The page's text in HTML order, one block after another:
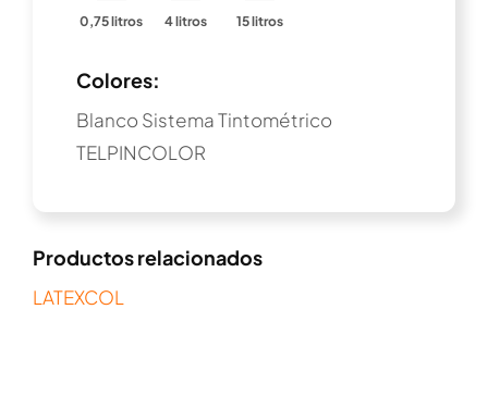
0,75 litros 4 litros 15 litros
Colores:
Blanco Sistema Tintométrico
TELPINCOLOR
Productos relacionados
LATEXCOL